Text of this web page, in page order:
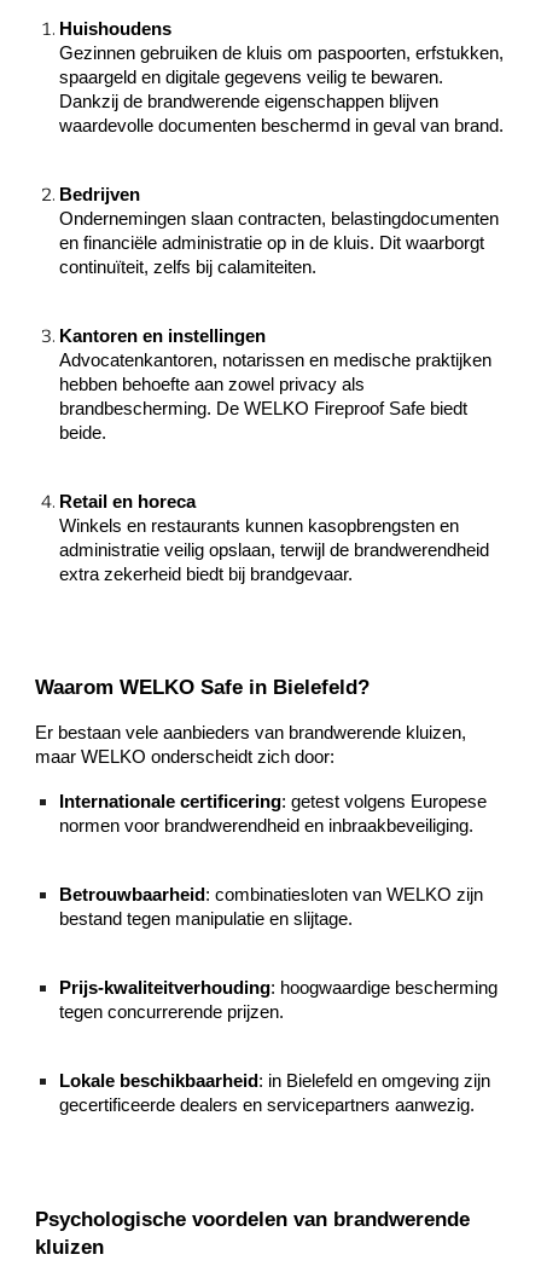
Huishoudens
Gezinnen gebruiken de kluis om paspoorten, erfstukken,
spaargeld en digitale gegevens veilig te bewaren.
Dankzij de brandwerende eigenschappen blijven
waardevolle documenten beschermd in geval van brand.
Bedrijven
Ondernemingen slaan contracten, belastingdocumenten
en financiële administratie op in de kluis. Dit waarborgt
continuïteit, zelfs bij calamiteiten.
Kantoren en instellingen
Advocatenkantoren, notarissen en medische praktijken
hebben behoefte aan zowel privacy als
brandbescherming. De WELKO Fireproof Safe biedt
beide.
Retail en horeca
Winkels en restaurants kunnen kasopbrengsten en
administratie veilig opslaan, terwijl de brandwerendheid
extra zekerheid biedt bij brandgevaar.
Waarom WELKO Safe in Bielefeld?
Er bestaan vele aanbieders van brandwerende kluizen,
maar WELKO onderscheidt zich door:
Internationale certificering: getest volgens Europese
normen voor brandwerendheid en inbraakbeveiliging.
Betrouwbaarheid: combinatiesloten van WELKO zijn
bestand tegen manipulatie en slijtage.
Prijs-kwaliteitverhouding: hoogwaardige bescherming
tegen concurrerende prijzen.
Lokale beschikbaarheid: in Bielefeld en omgeving zijn
gecertificeerde dealers en servicepartners aanwezig.
Psychologische voordelen van brandwerende
kluizen